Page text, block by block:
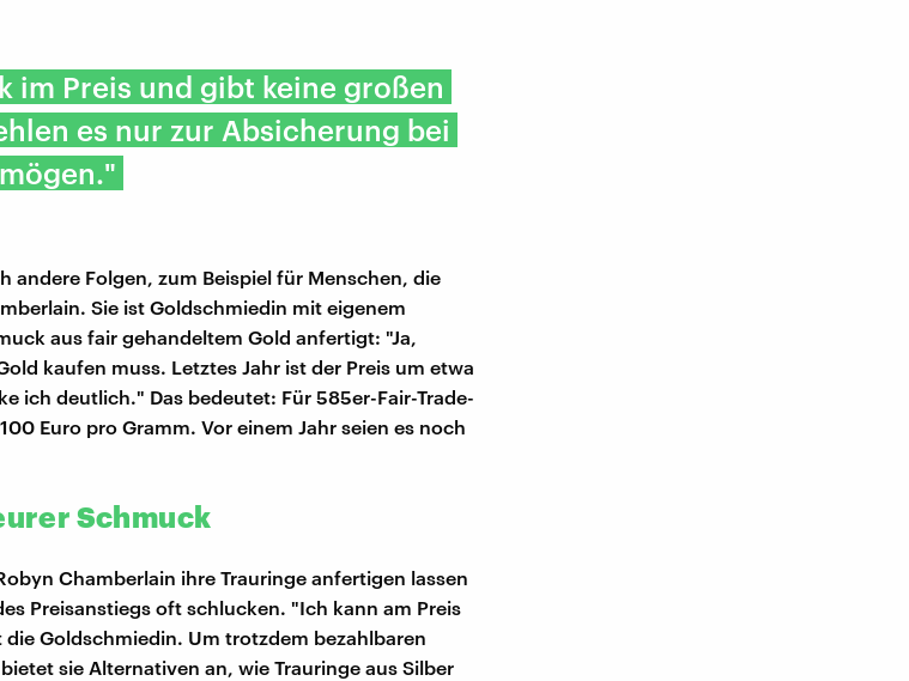
im Preis und gibt keine großen
es nur zur Absicherung bei
andere Folgen, zum Beispiel für Menschen, die
Sie ist Goldschmiedin mit eigenem
aus fair gehandeltem Gold anfertigt: "Ja,
kaufen muss. Letztes Jahr ist der Preis um etwa
ich deutlich." Das bedeutet: Für 585er-Fair-Trade-
Euro pro Gramm. Vor einem Jahr seien es noch
Schmuck
Chamberlain ihre Trauringe anfertigen lassen
Preisanstiegs oft schlucken. "Ich kann am Preis
Goldschmiedin. Um trotzdem bezahlbaren
sie Alternativen an, wie Trauringe aus Silber